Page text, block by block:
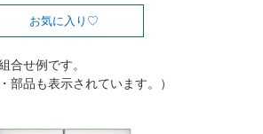
お気に入り
合せ例です。
部品も表示されています。）